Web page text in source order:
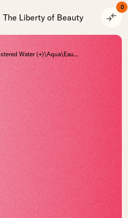
The Liberty of Beauty compare_arrows
0
Water (+)\Aqua\Eau...